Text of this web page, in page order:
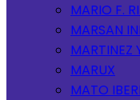
MARIO F.
MARSAN
MARTINEZ
MARUX
MATO